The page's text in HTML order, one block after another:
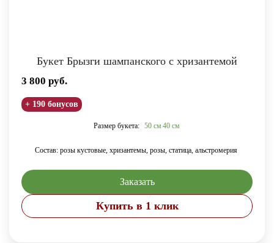
Букет Брызги шампанского с хризантемой
3 800 руб.
+ 190 бонусов
Размер букета: 50 см 40 см
Состав: розы кустовые, хризантемы, розы, статица, альстромерия
Заказать
Купить в 1 клик